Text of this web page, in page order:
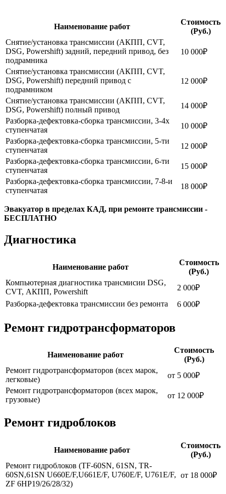
Наименование работ
Стоимость
(Руб.)
Снятие/установка трансмиссии (АКПП, CVT,
DSG, Powershift) задний, передний привод, без
подрамника
10 000₽
Снятие/установка трансмиссии (АКПП, CVT,
DSG, Powershift) передний привод с
подрамником
12 000₽
Снятие/установка трансмиссии (АКПП, CVT,
DSG, Powershift) полный привод
14 000₽
Разборка-дефектовка-сборка трансмиссии, 3-4х
ступенчатая
10 000₽
Разборка-дефектовка-сборка трансмиссии, 5-ти
ступенчатая
12 000₽
Разборка-дефектовка-сборка трансмиссии, 6-ти
ступенчатая
15 000₽
Разборка-дефектовка-сборка трансмиссии, 7-8-и
ступенчатая
18 000₽
Эвакуатор в пределах КАД, при ремонте трансмиссии -
БЕСПЛАТНО
Диагностика
Наименование работ
Стоимость
(Руб.)
Компьютерная диагностика трансмисии DSG,
CVT, АКПП, Powershift
2 000₽
Разборка-дефектовка трансмиссии без ремонта
6 000₽
Ремонт гидротрансформаторов
Наименование работ
Стоимость
(Руб.)
Ремонт гидротрансформаторов (всех марок,
легковые)
от 5 000₽
Ремонт гидротрансформаторов (всех марок,
грузовые)
от 12 000₽
Ремонт гидроблоков
Наименование работ
Стоимость
(Руб.)
Ремонт гидроблоков (TF-60SN, 61SN, TR-
60SN,61SN U660E/F,U661E/F, U760E/F, U761E/F,
ZF 6HP19/26/28/32)
от 18 000₽